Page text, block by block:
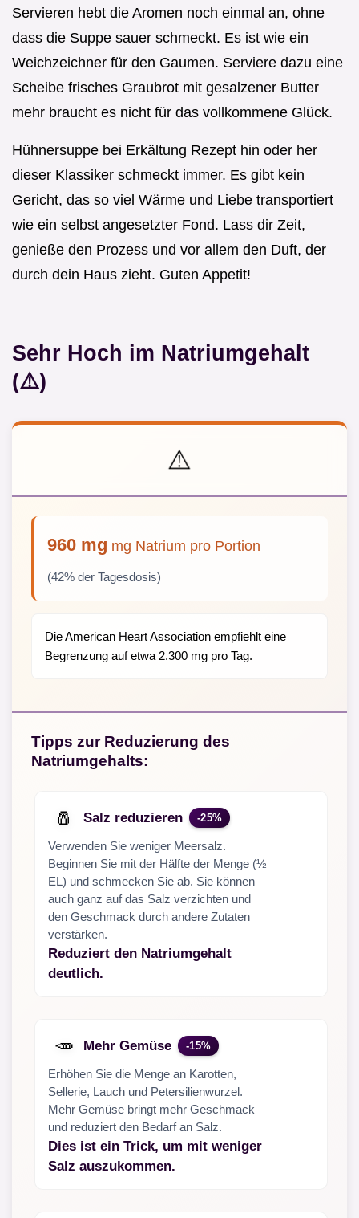
Servieren hebt die Aromen noch einmal an, ohne
dass die Suppe sauer schmeckt. Es ist wie ein
Weichzeichner für den Gaumen. Serviere dazu eine
Scheibe frisches Graubrot mit gesalzener Butter
mehr braucht es nicht für das vollkommene Glück.
Hühnersuppe bei Erkältung Rezept hin oder her
dieser Klassiker schmeckt immer. Es gibt kein
Gericht, das so viel Wärme und Liebe transportiert
wie ein selbst angesetzter Fond. Lass dir Zeit,
genieße den Prozess und vor allem den Duft, der
durch dein Haus zieht. Guten Appetit!
Sehr Hoch im Natriumgehalt
(⚠️)
⚠️
960 mg mg Natrium pro Portion
(42% der Tagesdosis)
Die American Heart Association empfiehlt eine
Begrenzung auf etwa 2.300 mg pro Tag.
Tipps zur Reduzierung des
Natriumgehalts:
🧂 Salz reduzieren -25%
Verwenden Sie weniger Meersalz.
Beginnen Sie mit der Hälfte der Menge (½
EL) und schmecken Sie ab. Sie können
auch ganz auf das Salz verzichten und
den Geschmack durch andere Zutaten
verstärken.
Reduziert den Natriumgehalt
deutlich.
🥕 Mehr Gemüse -15%
Erhöhen Sie die Menge an Karotten,
Sellerie, Lauch und Petersilienwurzel.
Mehr Gemüse bringt mehr Geschmack
und reduziert den Bedarf an Salz.
Dies ist ein Trick, um mit weniger
Salz auszukommen.